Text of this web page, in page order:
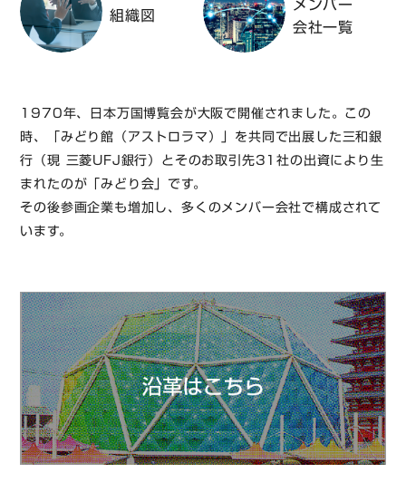
組織図
メンバー
会社一覧
1970年、日本万国博覧会が大阪で開催されました。この
時、「みどり館（アストロラマ）」を共同で出展した三和銀
行（現 三菱UFJ銀行）とそのお取引先31社の出資により生
まれたのが「みどり会」です。
その後参画企業も増加し、多くのメンバー会社で構成されて
います。